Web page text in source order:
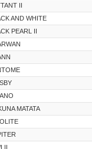
II
AND WHITE
PEARL II
MATATA
II